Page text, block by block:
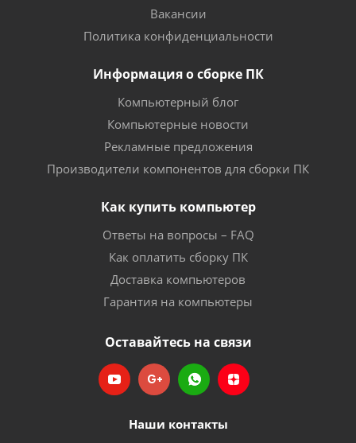
Вакансии
Политика конфиденциальности
Информация о сборке ПК
Компьютерный блог
Компьютерные новости
Рекламные предложения
Производители компонентов для сборки ПК
Как купить компьютер
Ответы на вопросы – FAQ
Как оплатить сборку ПК
Доставка компьютеров
Гарантия на компьютеры
Оставайтесь на связи
Наши контакты